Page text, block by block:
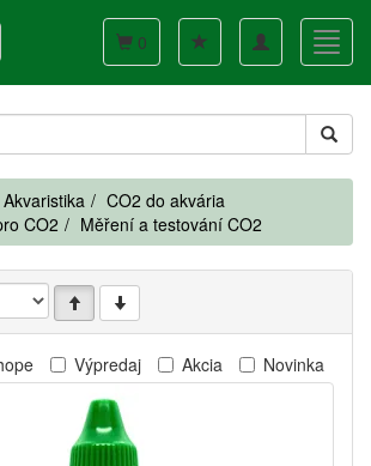
Toggle
navigation
0
Akvaristika
CO2 do akvária
CO2
Měření a testování CO2
Výpredaj Akcia Novinka